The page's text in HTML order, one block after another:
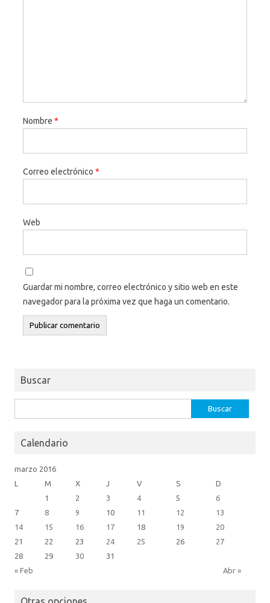
Nombre *
Correo electrónico *
Web
Guardar mi nombre, correo electrónico y sitio web en este
navegador para la próxima vez que haga un comentario.
Buscar
Calendario
marzo 2016
L
M X J V S D
« Feb Abr »
1 2 3 4 5
6
7
8 9 10 11 12
13
14
15 16 17 18 19
20
21
22 23 24 25 26
27
28
29 30 31